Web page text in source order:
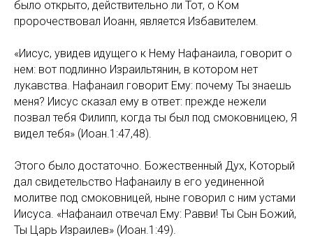
было открыто, действительно ли Тот, о Ком
пророчествовал Иоанн, является Избавителем.
«Иисус, увидев идущего к Нему Нафанаила, говорит о
нем: вот подлинно Израильтянин, в котором нет
лукавства. Нафанаил говорит Ему: почему Ты знаешь
меня? Иисус сказал ему в ответ: прежде нежели
позвал тебя Филипп, когда ты был под смоковницею, Я
видел тебя» (Иоан.1:47,48).
Этого было достаточно. Божественный Дух, Который
дал свидетельство Нафанаилу в его уединенной
молитве под смоковницей, ныне говорил с ним устами
Иисуса. «Нафанаил отвечал Ему: Равви! Ты Сын Божий,
Ты Царь Израилев» (Иоан.1:49).